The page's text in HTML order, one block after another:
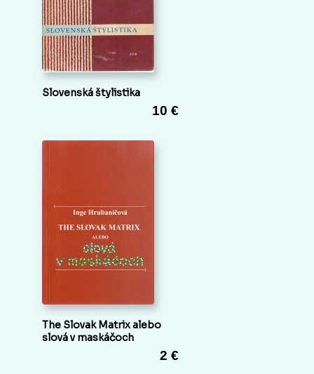
Slovenská štylistika
10 €
The Slovak Matrix alebo
slová v maskáčoch
2 €